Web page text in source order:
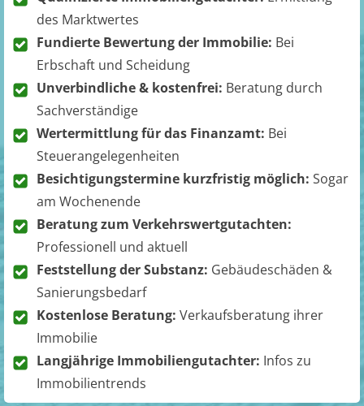
des Marktwertes
Fundierte Bewertung der Immobilie: Bei
Erbschaft und Scheidung
Unverbindliche & kostenfrei: Beratung durch
Sachverständige
Wertermittlung für das Finanzamt: Bei
Steuerangelegenheiten
Besichtigungstermine kurzfristig möglich: Sogar
am Wochenende
Beratung zum Verkehrswertgutachten:
Professionell und aktuell
Feststellung der Substanz: Gebäudeschäden &
Sanierungsbedarf
Kostenlose Beratung: Verkaufsberatung ihrer
Immobilie
Langjährige Immobiliengutachter: Infos zu
Immobilientrends